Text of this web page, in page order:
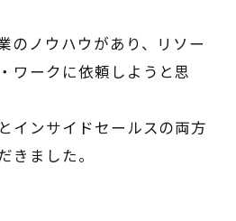
のノウハウがあり、リソー
ワークに依頼しようと思
インサイドセールスの両方
きました。